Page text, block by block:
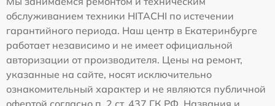
обслуживанием техники HITACHI по истечении
гарантийного периода. Наш центр в Екатеринбурге
работает независимо и не имеет официальной
авторизации от производителя. Цены на ремонт,
указанные на сайте, носят исключительно
ознакомительный характер и не являются публичной